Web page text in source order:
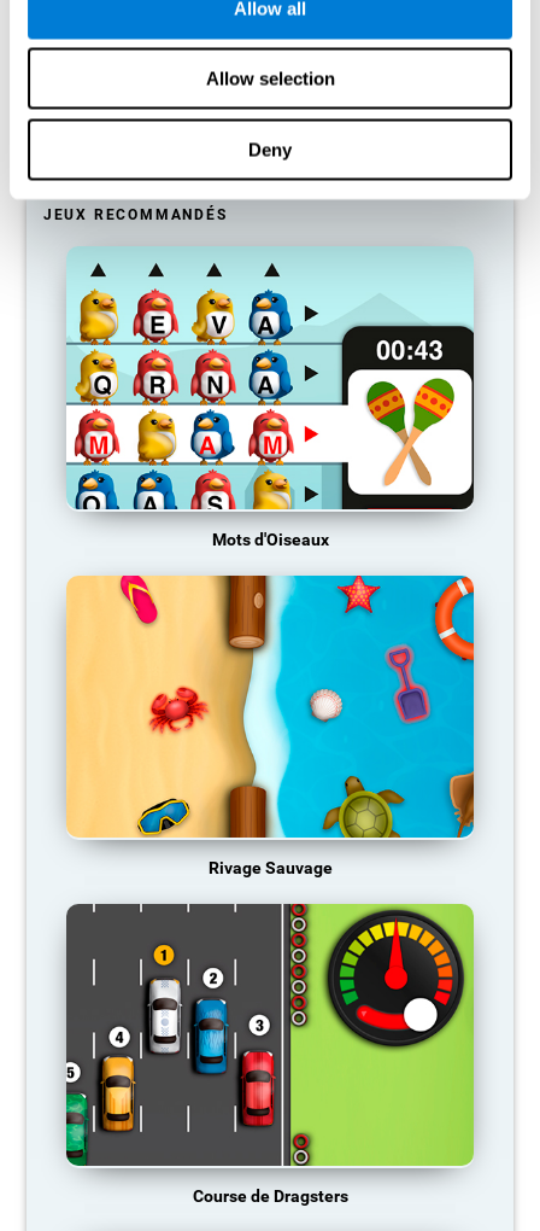
Allow all
Allow selection
Deny
éliminant les connexions inutilisées. Si une compétence cognitive
n'est pas utilisée normalement, le cerveau ne fournit pas de
ressources pour ce schéma d'activation neuronale, qui devient
donc de plus en plus faible. Si nous n'entraînons pas cette
JEUX RECOMMANDÉS
Mots d'Oiseaux
Rivage Sauvage
Course de Dragsters